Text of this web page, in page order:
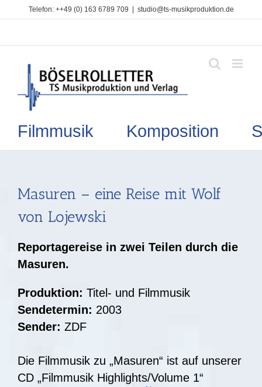
Telefon: ++49 (0) 163 6789 709 studio@ts-musikproduktion.de
Filmmusik Komposition
Masuren – eine Reise mit Wolf
von Lojewski
Reportagereise in zwei Teilen durch die
Masuren.
Produktion: Titel- und Filmmusik
Sendetermin: 2003
Sender: ZDF
Die Filmmusik zu „Masuren“ ist auf unserer
CD „Filmmusik Highlights/Volume 1“